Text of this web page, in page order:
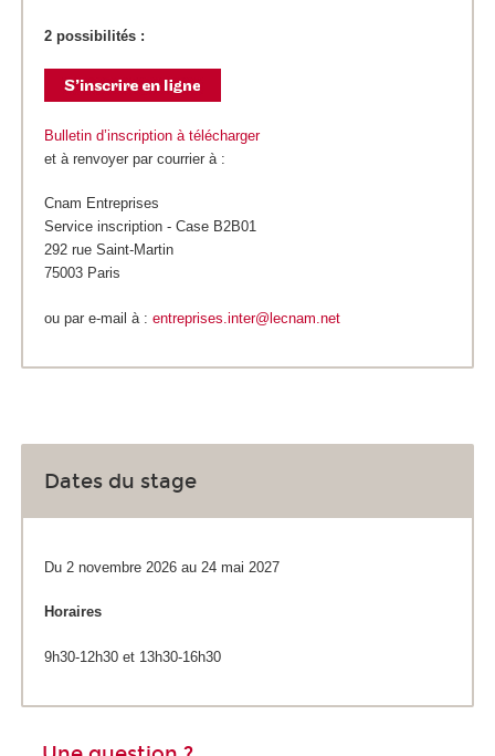
2 possibilités :
Bulletin d’inscription à télécharger
et à renvoyer par courrier à :
Cnam Entreprises
Service inscription - Case B2B01
292 rue Saint-Martin
75003 Paris
ou par e-mail à : entreprises.inter@lecnam.net
Dates du stage
Du 2 novembre 2026 au 24 mai 2027
Horaires
9h30-12h30 et 13h30-16h30